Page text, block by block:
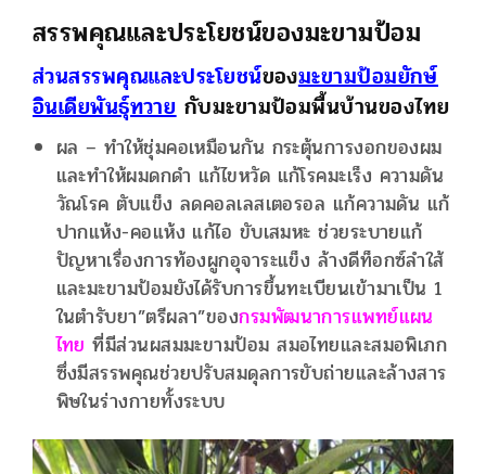
สรรพคุณและประโยชน์ของมะขามป้อม
ส่วนสรรพคุณและประโยชน์ของมะขามป้อมยักษ์
อินเดียพันธุ์ทวายกับมะขามป้อมพื้นบ้านของไทย
ผล – ทำให้ชุ่มคอเหมือนกัน กระตุ้นการงอกของผม
และทำให้ผมดกดำ แก้ไขหวัด แก้โรคมะเร็ง ความดัน
วัณโรค ตับแข็ง ลดคอลเลสเตอรอล แก้ความดัน แก้
ปากแห้ง-คอแห้ง แก้ไอ ขับเสมหะ ช่วยระบายแก้
ปัญหาเรื่องการท้องผูกอุจาระแข็ง ล้างดีท็อกซ์ลำใส้
และมะขามป้อมยังได้รับการขึ้นทะเบียนเข้ามาเป็น 1
ในตำรับยา”ตรีผลา”ของกรมพัฒนาการแพทย์แผน
ไทย ที่มีส่วนผสมมะขามป้อม สมอไทยและสมอพิเภก
ซึ่งมีสรรพคุณช่วยปรับสมดุลการขับถ่ายและล้างสาร
พิษในร่างกายทั้งระบบ